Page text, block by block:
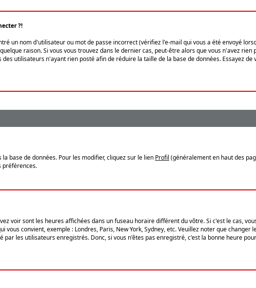
?!
un nom d'utilisateur ou mot de passe incorrect (vérifiez l'e-mail qui vous a été envoyé
raison. Si vous vous trouvez dans le dernier cas, peut-être alors que vous n'avez rien
utilisateurs n'ayant rien posté afin de réduire la taille de la base de données. Essayez de
base de données. Pour les modifier, cliquez sur le lien Profil (généralement en haut des
préférences.
voir sont les heures affichées dans un fuseau horaire différent du vôtre. Si c'est le cas,
convient, exemple : Londres, Paris, New York, Sydney, etc. Veuillez noter que changer
les utilisateurs enregistrés. Donc, si vous n'êtes pas enregistré, c'est la bonne heure